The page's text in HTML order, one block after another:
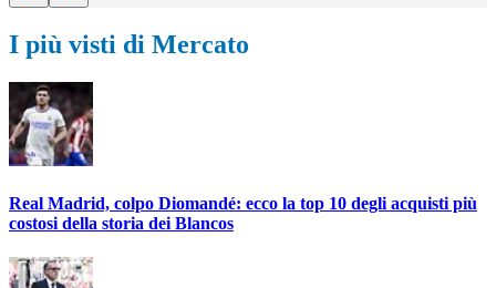
I più visti di Mercato
Real Madrid, colpo Diomandé: ecco la top 10 degli acquisti più
costosi della storia dei Blancos